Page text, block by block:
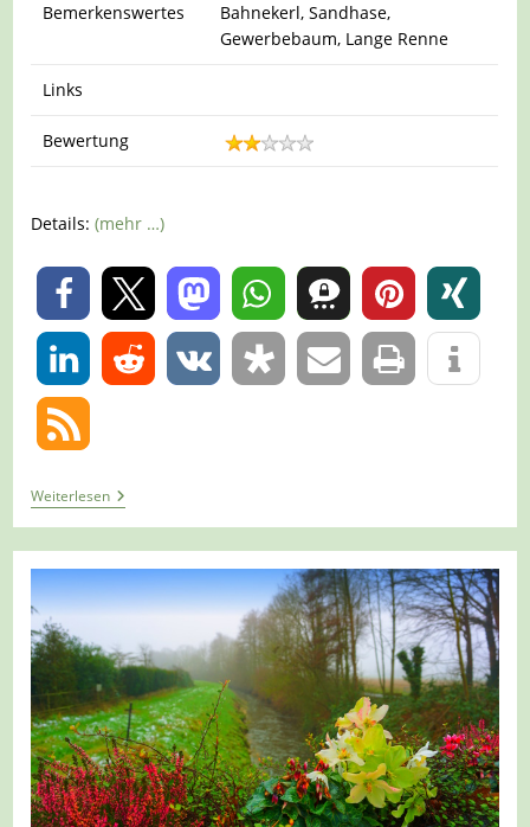
Bemerkenswertes
Bahnekerl, Sandhase,
Gewerbebaum, Lange Renne
Links
Bewertung
Details:(mehr …)
0
0
WeiterlesenTour
1378
–
Hamminkeln-
Mehrhoog
M1